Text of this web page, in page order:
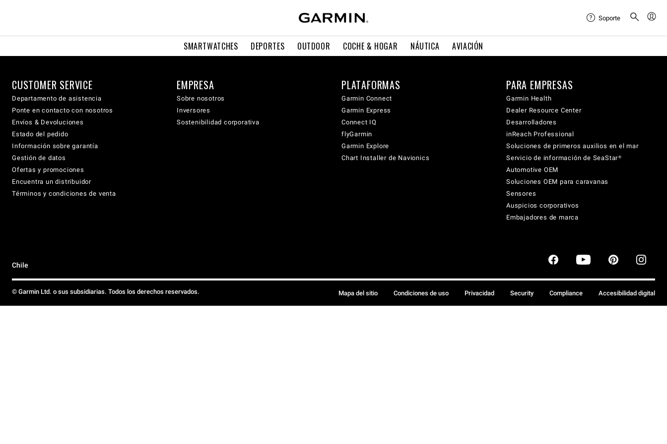
SMARTWATCHES DEPORTES OUTDOOR COCHE & HOGAR NÁUTICA AVIACIÓN
Soporte
CUSTOMER SERVICE
Departamento de asistencia
Ponte en contacto con nosotros
Envíos & Devoluciones
Estado del pedido
Información sobre garantía
Gestión de datos
Ofertas y promociones
Encuentra un distribuidor
Términos y condiciones de venta
EMPRESA
Sobre nosotros
Inversores
Sostenibilidad corporativa
PLATAFORMAS
Garmin Connect
Garmin Express
Connect IQ
flyGarmin
Garmin Explore
Chart Installer de Navionics
PARA EMPRESAS
Garmin Health
Dealer Resource Center
Desarrolladores
inReach Professional
Soluciones de primeros auxilios en el mar
Servicio de información de SeaStar®
Automotive OEM
Soluciones OEM para caravanas
Sensores
Auspicios corporativos
Embajadores de marca
Chile
© Garmin Ltd. o sus subsidiarias. Todos los derechos reservados. Mapa del sitio Condiciones de uso Privacidad Security Compliance Accesibilidad digital